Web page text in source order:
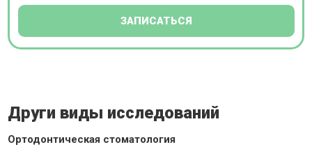
ЗАПИСАТЬСЯ
Други виды исследований
Ортодонтическая стоматология